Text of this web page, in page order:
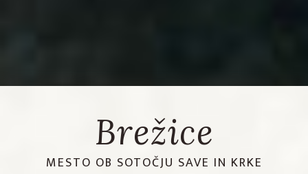
Brežice
MESTO OB SOTOČJU SAVE IN KRKE